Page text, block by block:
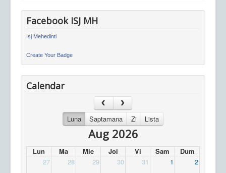
Facebook ISJ MH
Isj Mehedinti
Create Your Badge
Calendar
Luna Saptamana Zi Lista
Aug 2026
Lun Ma Mie Joi Vi Sam
Dum
27
28 29 30 31 1 2